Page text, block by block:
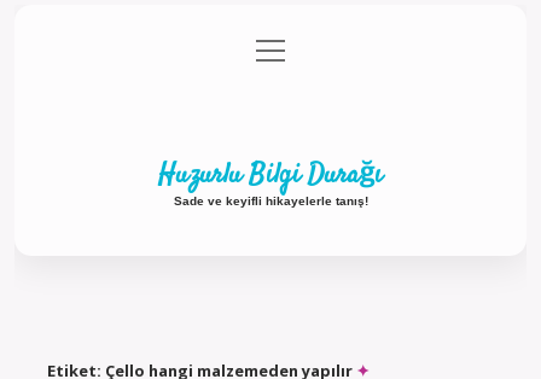
Gizlilik Politikası
menüyü
aç
Huzurlu Bilgi Durağı
Sade ve keyifli hikayelerle tanış!
Etiket: Çello hangi malzemeden yapılır